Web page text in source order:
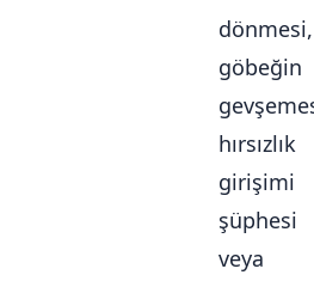
dönmesi,
göbeğin
hırsızlık
girişimi
şüphesi
veya